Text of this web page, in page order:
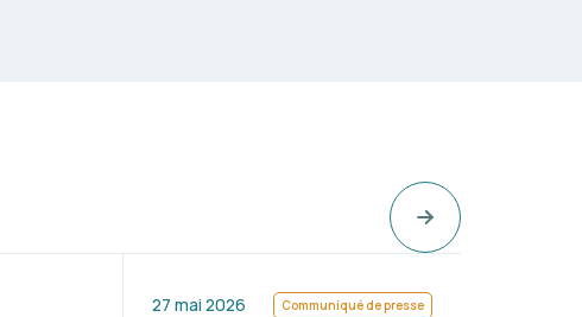
27 mai 2026 Communiqué de presse